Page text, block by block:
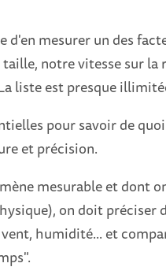
mesurer un des
notre vitesse sur la
liste est presque
pour savoir de
et précision.
mesurable et dont
on doit préciser
humidité... et